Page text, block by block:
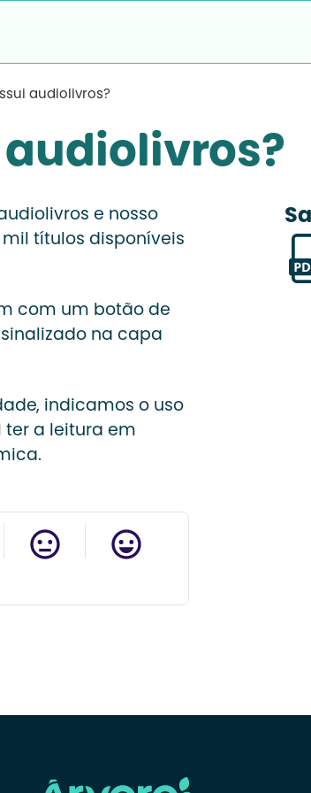
audiolivros?
e nosso
títulos disponíveis
com um botão de
na capa
indicamos o uso
ter a leitura em